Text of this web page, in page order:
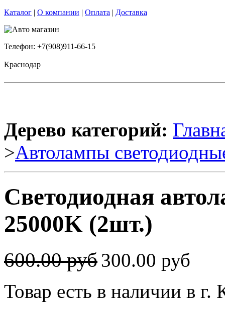
Каталог | О компании | Оплата | Доставка
Телефон: +7(908)911-66-15
Краснодар
Дерево категорий:
>Автолампы
Светодиодная
25000K (2шт.)
600.00 руб300.00 руб
Товар есть в наличии в г.